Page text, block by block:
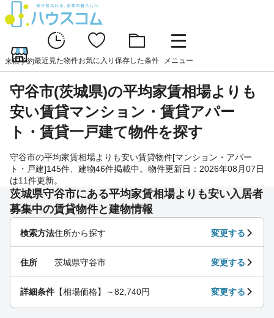
来店予約最近見た物件お気に入り 保存した条件 メニュー
守谷市(茨城県)の平均家賃相場よりも
安い賃貸マンション・賃貸アパー
ト・賃貸一戸建て物件を探す
守谷市の平均家賃相場よりも安い賃貸物件[マンション・アパー
ト・戸建]145件、建物46件掲載中。物件更新日：2026年08月07日
は11件更新。
茨城県守谷市にある平均家賃相場よりも安い入居者
募集中の賃貸物件と建物情報
検索方法住所から探す 変更する
住所 茨城県守谷市 変更する
詳細条件 【相場価格】～82,740円 変更する